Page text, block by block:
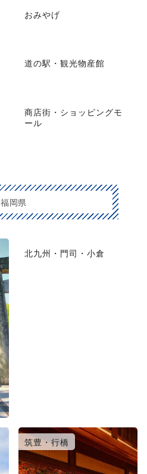
おみやげ
道の駅・観光物産館
商店街・ショッピングモ
ール
福岡県
北九州・門司・小倉
筑豊・行橋